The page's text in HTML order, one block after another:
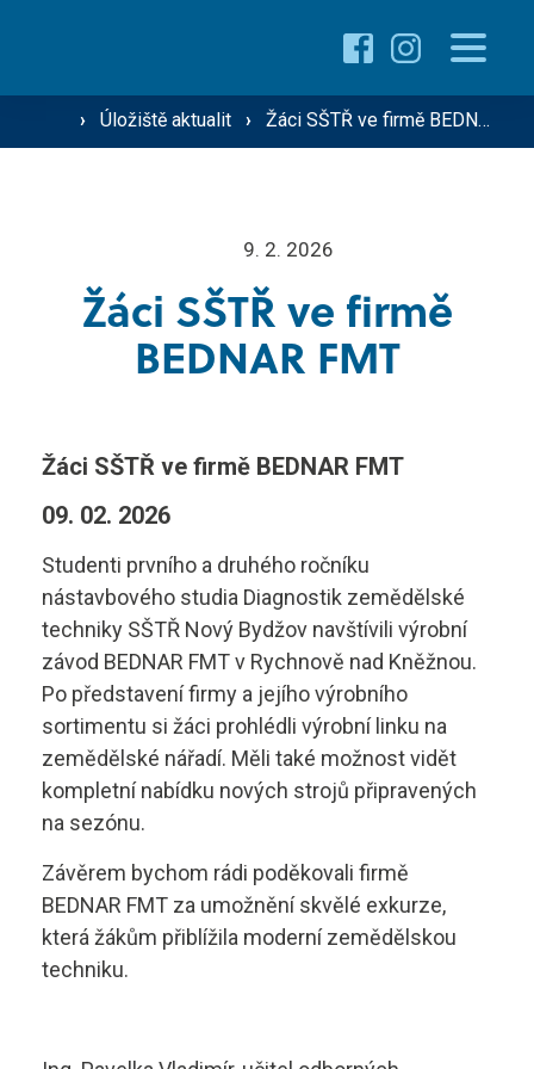
Proč studovat u nás ›
Technik silniční dopravy
Mechanik zemědělské techniky
Řidič nákladní a osobní dopravy
Diagnostik motorových vozidel
Elektrotechnik
Automechanik
Řezník - uzenář
Kuchař - číšník
Cukrář
Dopravní a letecký technik
Diagnostik zemědělské techniky
Pro žáky
Gastro ›
Technické obory ›
Ubytování ›
Základní informace
Školící středisko
Rady a informace
Studijní materiály
Ceník
Kontakty
vyhledávání
Bakaláři
Microsoft 365
› Úložiště aktualit › Žáci SŠTŘ ve firmě BEDNAR FMT
9. 2. 2026
Žáci SŠTŘ ve firmě
BEDNAR FMT
Žáci SŠTŘ ve firmě BEDNAR FMT
09. 02. 2026
Studenti prvního a druhého ročníku
nástavbového studia Diagnostik zemědělské
techniky SŠTŘ Nový Bydžov navštívili výrobní
závod BEDNAR FMT v Rychnově nad Kněžnou.
Po představení firmy a jejího výrobního
sortimentu si žáci prohlédli výrobní linku na
zemědělské nářadí. Měli také možnost vidět
kompletní nabídku nových strojů připravených
na sezónu.
Závěrem bychom rádi poděkovali firmě
BEDNAR FMT za umožnění skvělé exkurze,
která žákům přiblížila moderní zemědělskou
techniku.